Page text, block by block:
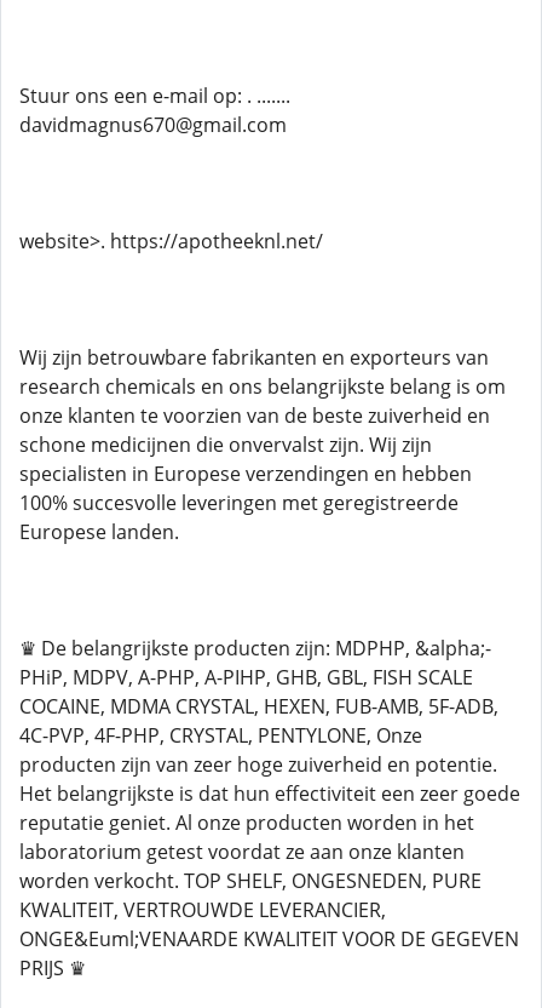
Stuur ons een e-mail op: . .......
davidmagnus670@gmail.com
website>. https://apotheeknl.net/
Wij zijn betrouwbare fabrikanten en exporteurs van
research chemicals en ons belangrijkste belang is om
onze klanten te voorzien van de beste zuiverheid en
schone medicijnen die onvervalst zijn. Wij zijn
specialisten in Europese verzendingen en hebben
100% succesvolle leveringen met geregistreerde
Europese landen.
♛ De belangrijkste producten zijn: MDPHP, &alpha;-
PHiP, MDPV, A-PHP, A-PIHP, GHB, GBL, FISH SCALE
COCAINE, MDMA CRYSTAL, HEXEN, FUB-AMB, 5F-ADB,
4C-PVP, 4F-PHP, CRYSTAL, PENTYLONE, Onze
producten zijn van zeer hoge zuiverheid en potentie.
Het belangrijkste is dat hun effectiviteit een zeer goede
reputatie geniet. Al onze producten worden in het
laboratorium getest voordat ze aan onze klanten
worden verkocht. TOP SHELF, ONGESNEDEN, PURE
KWALITEIT, VERTROUWDE LEVERANCIER,
ONGE&Euml;VENAARDE KWALITEIT VOOR DE GEGEVEN
PRIJS ♛